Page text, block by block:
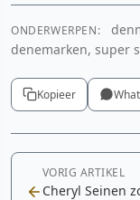
ONDERWERPEN:
denemarken, super
Kopieer
VORIG ARTIKEL
Cheryl Seinen